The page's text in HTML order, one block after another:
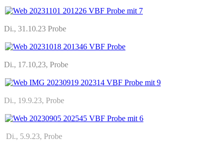
Di., 31.10.23 Probe
Di., 17.10,23, Probe
Di., 19.9.23, Probe
Di., 5.9.23, Probe